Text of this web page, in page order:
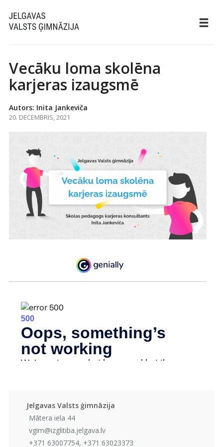
Vecāku loma skolēna
karjeras izaugsmē
Autors: Inita Jankeviča
20. DECEMBRIS, 2021
Jelgavas Valsts ģimnāzija
Mātera iela 44
vgim@izglitiba.jelgava.lv
+371 63007754, +371 63023373